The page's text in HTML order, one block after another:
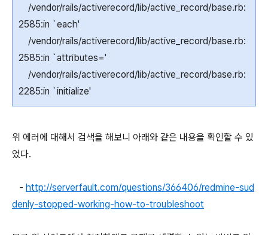
/vendor/rails/activerecord/lib/active_record/base.rb:
2585:in `each'
/vendor/rails/activerecord/lib/active_record/base.rb:
2585:in `attributes='
/vendor/rails/activerecord/lib/active_record/base.rb:
2285:in `initialize'
위 에러에 대해서 검색을 해보니 아래와 같은 내용을 확인할 수 있
었다.
- http://serverfault.com/questions/366406/redmine-sud
denly-stopped-working-how-to-troubleshoot